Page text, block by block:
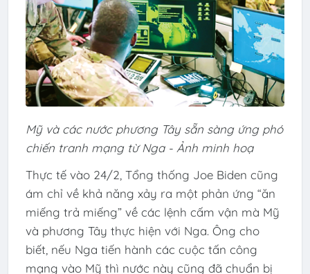
Mỹ và các nước phương Tây sẵn sàng ứng phó
chiến tranh mạng từ Nga - Ảnh minh hoạ
Thực tế vào 24/2, Tổng thống Joe Biden cũng
ám chỉ về khả năng xảy ra một phản ứng “ăn
miếng trả miếng” về các lệnh cấm vận mà Mỹ
và phương Tây thực hiện với Nga. Ông cho
biết, nếu Nga tiến hành các cuộc tấn công
mạng vào Mỹ thì nước này cũng đã chuẩn bị